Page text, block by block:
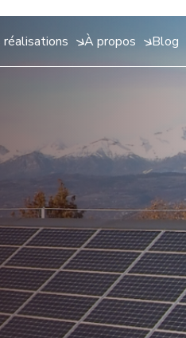
extrafinanciers, la
une réponse simple
grâce
Pérenniser mon
d’agrivoltaïsme
Sun'R et Sun'Agri
et durables pour l’activité
d'agrivoltaïsme d'élevage
une
un
sur culture
(vigne, maraîchage, ...)
d'élevage
et vos prairies
réalisations
des thématiques liées au
sa technologie.
À propos Blog